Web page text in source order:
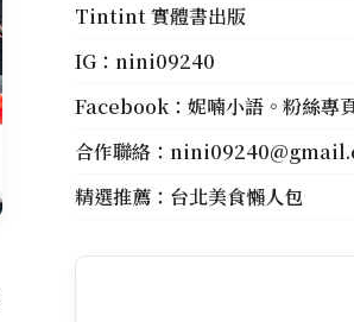
Tintint 實體書出版
IG：nini09240
Facebook：妮喃小語。粉絲專
合作聯絡：
精選推薦： 台北美食懶人包